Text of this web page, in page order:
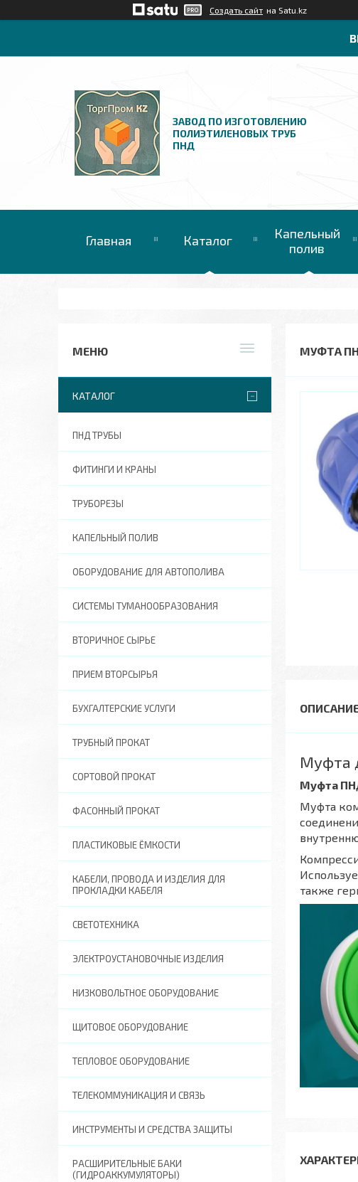
Создать сайт на Satu.kz
ЗАВОД ПО ИЗГОТОВЛЕНИЮ
ПОЛИЭТИЛЕНОВЫХ ТРУБ
ПНД
Главная Каталог
Капельный
полив
МУФТА
Муфта
Муфта
Муфта
также
КАТАЛОГ
ПНД ТРУБЫ
ФИТИНГИ И КРАНЫ
ТРУБОРЕЗЫ
КАПЕЛЬНЫЙ ПОЛИВ
ОБОРУДОВАНИЕ ДЛЯ АВТОПОЛИВА
СИСТЕМЫ ТУМАНООБРАЗОВАНИЯ
ВТОРИЧНОЕ СЫРЬЕ
ПРИЕМ ВТОРСЫРЬЯ
БУХГАЛТЕРСКИЕ УСЛУГИ
ТРУБНЫЙ ПРОКАТ
СОРТОВОЙ ПРОКАТ
ФАСОННЫЙ ПРОКАТ
ПЛАСТИКОВЫЕ ЁМКОСТИ
КАБЕЛИ, ПРОВОДА И ИЗДЕЛИЯ ДЛЯ
ПРОКЛАДКИ КАБЕЛЯ
СВЕТОТЕХНИКА
ЭЛЕКТРОУСТАНОВОЧНЫЕ ИЗДЕЛИЯ
НИЗКОВОЛЬТНОЕ ОБОРУДОВАНИЕ
ЩИТОВОЕ ОБОРУДОВАНИЕ
ТЕПЛОВОЕ ОБОРУДОВАНИЕ
ТЕЛЕКОММУНИКАЦИЯ И СВЯЗЬ
ИНСТРУМЕНТЫ И СРЕДСТВА ЗАЩИТЫ
РАСШИРИТЕЛЬНЫЕ БАКИ
(ГИДРОАККУМУЛЯТОРЫ)